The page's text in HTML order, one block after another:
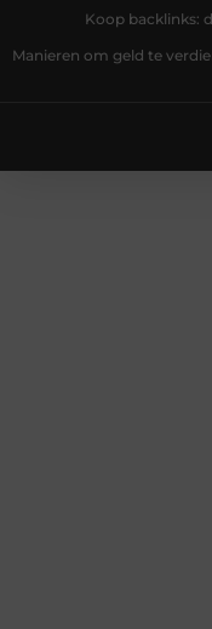
Koop backlinks:
Manieren om geld te